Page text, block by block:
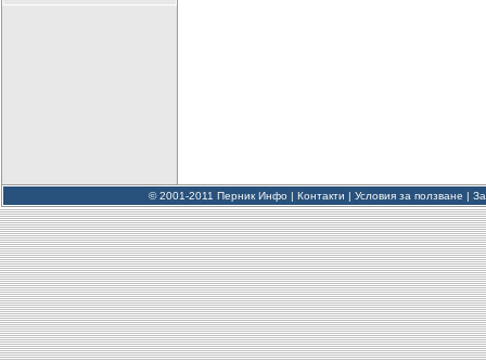
© 2001-2011 Перник Инфо | Контакти | Условия за ползване |